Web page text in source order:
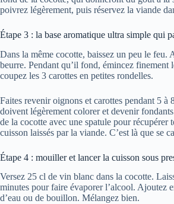
poivrez légèrement, puis réservez la viande
Étape 3 : la base aromatique ultra simple qui
Dans la même cocotte, baissez un peu le feu.
beurre. Pendant qu’il fond, émincez finement
coupez les 3 carottes en petites rondelles.
Faites revenir oignons et carottes pendant 5 à
doivent légèrement colorer et devenir
de la cocotte avec une spatule pour récupérer
cuisson laissés par la viande. C’est là que se
Étape 4 : mouiller et lancer la cuisson sous
Versez 25 cl de vin blanc dans la cocotte.
minutes pour faire évaporer l’alcool. Ajoutez
d’eau ou de bouillon. Mélangez bien.